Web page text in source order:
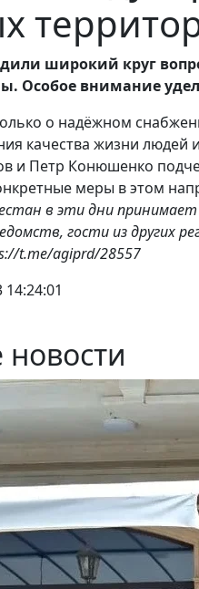
широкий круг
Особое внимание
о надёжном
качества жизни
и Петр Конюшенко
меры в этом
в эти дни
гости из других
t.me/agiprd/28557
14:24:01